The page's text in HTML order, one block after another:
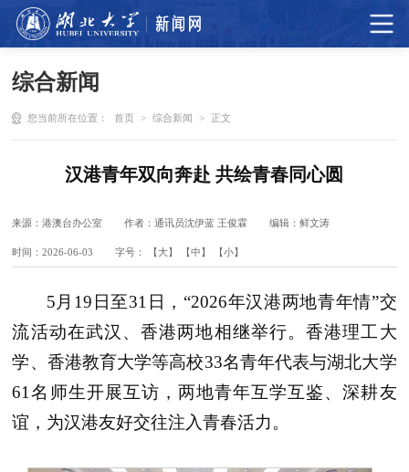
综合新闻
您当前所在位置： 首页 > 综合新闻 > 正文
汉港青年双向奔赴 共绘青春同心圆
来源：港澳台办公室 作者：通讯员沈伊蓝 王俊霖 编辑：鲜文涛
时间：2026-06-03 字号： 【大】 【中】 【小】
5月19日至31日，“2026年汉港两地青年情”交
流活动在武汉、香港两地相继举行。香港理工大
学、香港教育大学等高校33名青年代表与湖北大学
61名师生开展互访，两地青年互学互鉴、深耕友
谊，为汉港友好交往注入青春活力。